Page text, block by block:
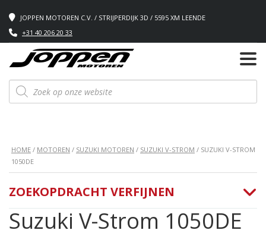
JOPPEN MOTOREN C.V. / STRIJPERDIJK 3D / 5595 XM LEENDE
+31 40 206 20 33
Producten
zoeken
HOME / MOTOREN / SUZUKI MOTOREN / SUZUKI V-STROM / SUZUKI V-STROM
1050DE
Suzuki V-Strom 1050DE
ZOEKOPDRACHT VERFIJNEN